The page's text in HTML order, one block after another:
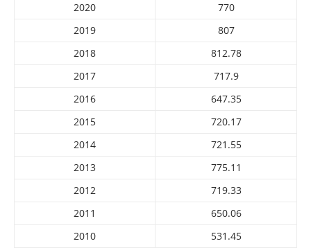
2020
770
2019
807
2018
812.78
2017
717.9
2016
647.35
2015
720.17
2014
721.55
2013
775.11
2012
719.33
2011
650.06
2010
531.45